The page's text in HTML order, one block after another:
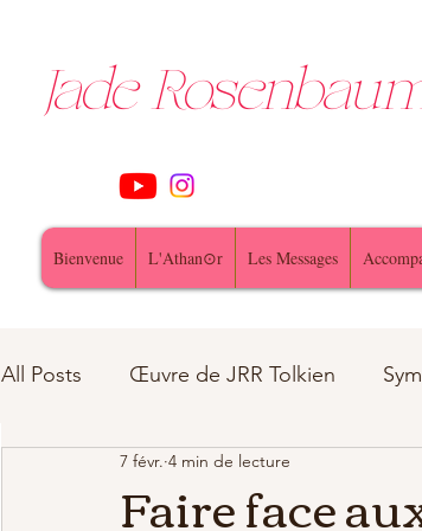
Jade
Bienvenue L'Athan⊙r Les Messages
All Posts Œuvre de JRR Tolkien
Contes et Légendes
Faire face
7 févr. 4 min de lecture